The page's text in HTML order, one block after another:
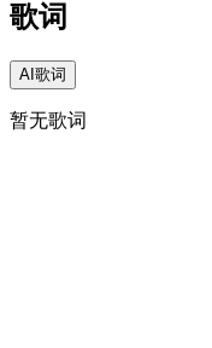
歌词
AI歌词
暂无歌词